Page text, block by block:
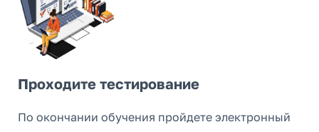
Проходите тестирование
По окончании обучения пройдете электронный